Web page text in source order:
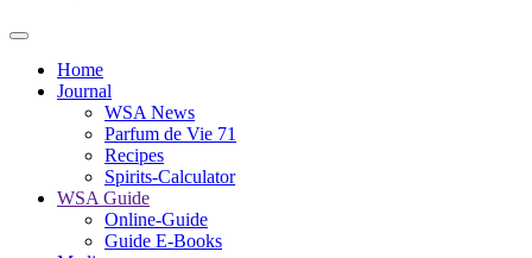
Home
Journal
WSA News
Parfum de Vie 71
Recipes
Spirits-Calculator
WSA Guide
Online-Guide
Guide E-Books